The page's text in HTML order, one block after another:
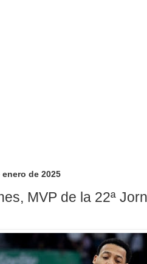
de 2025
MVP de la 22ª